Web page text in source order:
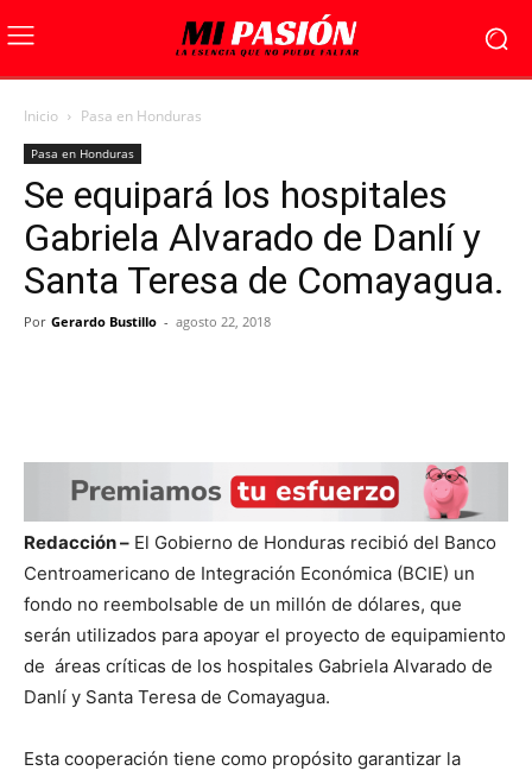
Inicio Pasa en Honduras
Pasa en Honduras
Se equipará los hospitales
Gabriela Alvarado de Danlí y
Santa Teresa de Comayagua.
Por Gerardo Bustillo - agosto 22, 2018
Redacción – El Gobierno de Honduras recibió del Banco
Centroamericano de Integración Económica (BCIE) un
fondo no reembolsable de un millón de dólares, que
serán utilizados para apoyar el proyecto de equipamiento
de áreas críticas de los hospitales Gabriela Alvarado de
Danlí y Santa Teresa de Comayagua.
Esta cooperación tiene como propósito garantizar la